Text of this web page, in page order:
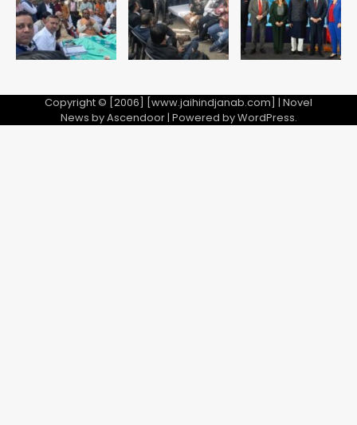
5
Copyright © [2006] [www.jaihindjanab.com] | Novel
News byAscendoor| Powered byWordPress.